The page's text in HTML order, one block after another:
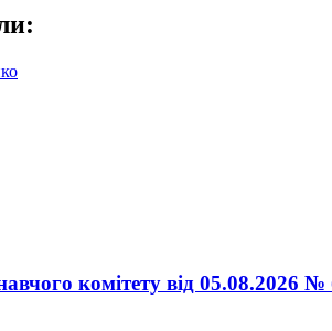
комітету від 05.08.2026